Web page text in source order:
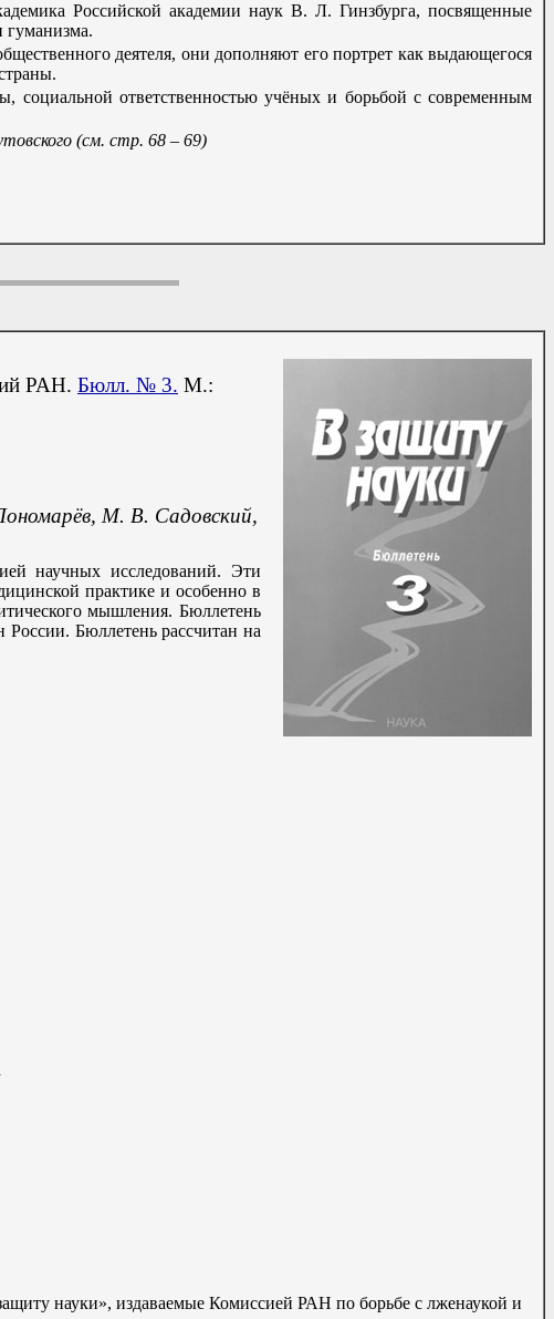
Российской академии наук В. Л. Гинзбурга, посвященные
гуманизма.
деятеля, они дополняют его портрет как выдающегося
социальной ответственностью учёных и борьбой с современным
(см. стр. 68 – 69)
РАН. Бюлл. № 3. М.:
М. В. Садовский,
научных исследований. Эти
практике и особенно в
мышления. Бюллетень
Бюллетень рассчитан на
науки», издаваемые Комиссией РАН по борьбе с лженаукой и